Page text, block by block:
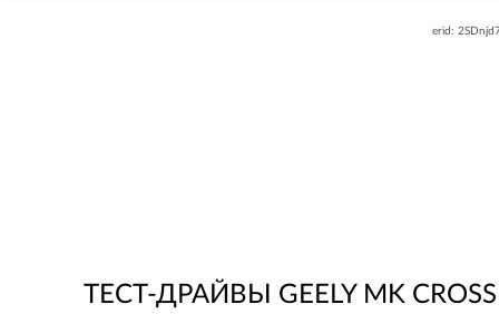
erid:
ТЕСТ-ДРАЙВЫ GEELY MK CROSS